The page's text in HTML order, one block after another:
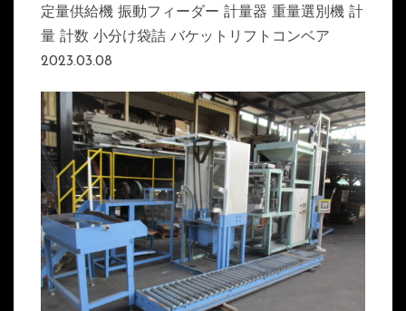
定量供給機 振動フィーダー 計量器 重量選別機 計
量 計数 小分け袋詰 バケットリフトコンベア
2023.03.08